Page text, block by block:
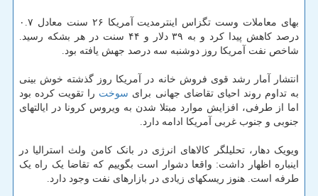
بهای معاملات وست تگزاس اینترمدیت آمریکا ۲۶ سنت معادل ۰.۷
درصد کاهش پیدا کرد و به ۳۹ دلار و ۴۴ سنت در هر بشکه رسید.
شاخص نفت آمریکا روز دوشنبه سه درصد جهش یافته بود.
انتشار آمار رشد قوی فروش خانه در آمریکا روز گذشته خوش بینی
به تداوم روند احیای تقاضای جهانی برای سوخت را تقویت کرده بود
اما از طرفی، افزایش موارد مبتلا شدن به ویروس کرونا در ایالتهای
جنوبی و جنوب غربی آمریکا ادامه دارد.
ویویک دهار، تحلیلگر کالاهای انرژی در بانک کامن ولث استرالیا در
اینباره اظهار داشت: واقعا دشوار است بگوییم که تقاضا یک راه یک
طرفه است. هنوز ریسکهای زیادی در بازارهای نفت وجود دارد.